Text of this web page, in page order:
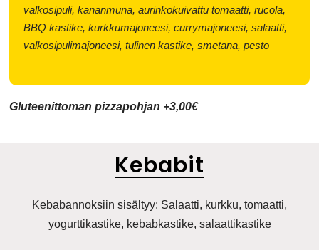
valkosipuli, kananmuna, aurinkokuivattu tomaatti, rucola,
BBQ kastike, kurkkumajoneesi, currymajoneesi, salaatti,
valkosipulimajoneesi, tulinen kastike, smetana, pesto
Gluteenittoman pizzapohjan +3,00€
Kebabit
Kebabannoksiin sisältyy: Salaatti, kurkku, tomaatti,
yogurttikastike, kebabkastike, salaattikastike